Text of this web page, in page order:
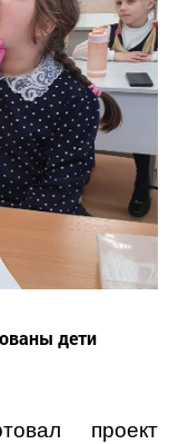
дети
проект